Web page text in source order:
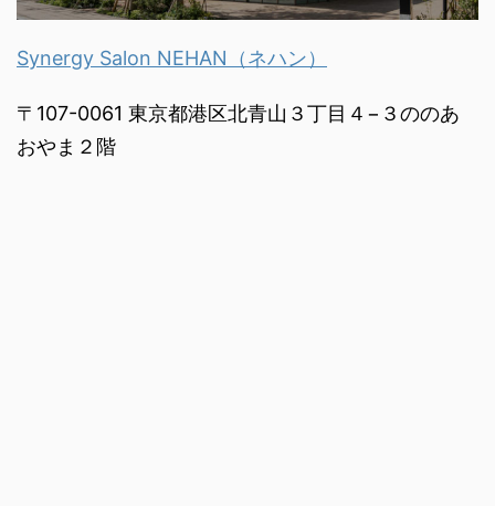
Synergy Salon NEHAN（ネハン）
〒107-0061 東京都港区北青山３丁目４−３ののあ
おやま２階